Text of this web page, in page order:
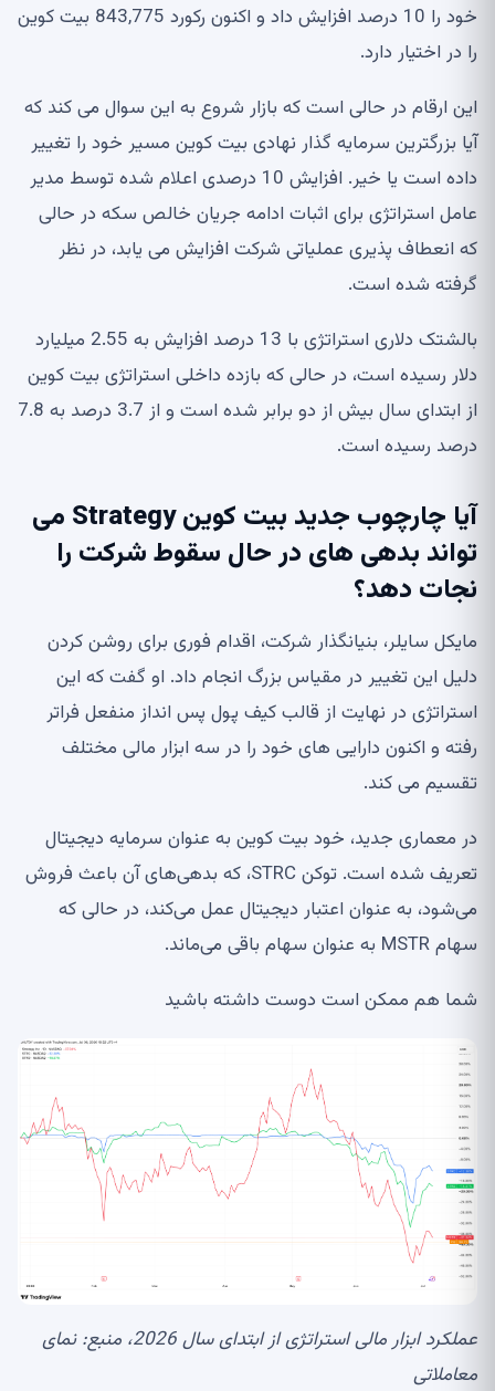
خود را 10 درصد افزایش داد و اکنون رکورد 843,775 بیت کوین
را در اختیار دارد.
این ارقام در حالی است که بازار شروع به این سوال می کند که
آیا بزرگترین سرمایه گذار نهادی بیت کوین مسیر خود را تغییر
داده است یا خیر. افزایش 10 درصدی اعلام شده توسط مدیر
عامل استراتژی برای اثبات ادامه جریان خالص سکه در حالی
که انعطاف پذیری عملیاتی شرکت افزایش می یابد، در نظر
گرفته شده است.
بالشتک دلاری استراتژی با 13 درصد افزایش به 2.55 میلیارد
دلار رسیده است، در حالی که بازده داخلی استراتژی بیت کوین
از ابتدای سال بیش از دو برابر شده است و از 3.7 درصد به 7.8
درصد رسیده است.
آیا چارچوب جدید بیت کوین Strategy می
تواند بدهی های در حال سقوط شرکت را
نجات دهد؟
مایکل سایلر، بنیانگذار شرکت، اقدام فوری برای روشن کردن
دلیل این تغییر در مقیاس بزرگ انجام داد. او گفت که این
استراتژی در نهایت از قالب کیف پول پس انداز منفعل فراتر
رفته و اکنون دارایی های خود را در سه ابزار مالی مختلف
تقسیم می کند.
در معماری جدید، خود بیت کوین به عنوان سرمایه دیجیتال
تعریف شده است. توکن STRC، که بدهی‌های آن باعث فروش
می‌شود، به عنوان اعتبار دیجیتال عمل می‌کند، در حالی که
سهام MSTR به عنوان سهام باقی می‌ماند.
شما هم ممکن است دوست داشته باشید
عملکرد ابزار مالی استراتژی از ابتدای سال 2026، منبع:
نمای
معاملاتی